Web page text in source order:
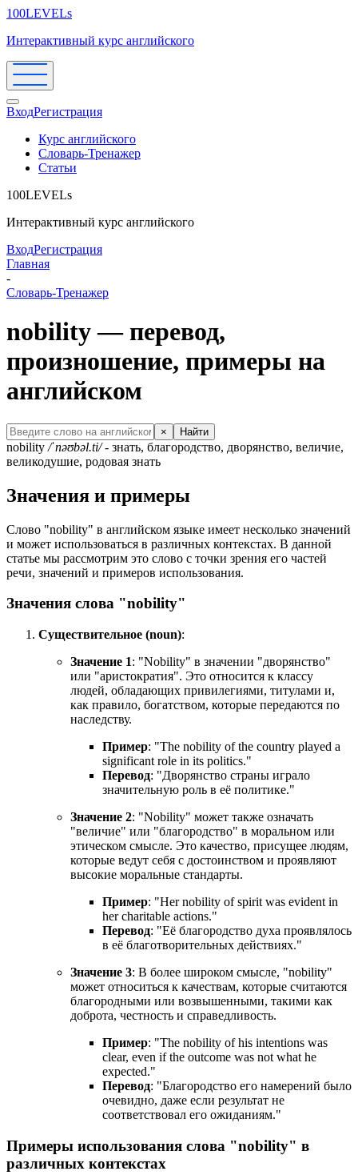
100LEVELs
Интерактивный курс английского
ВходРегистрация
Курс английского
Словарь-Тренажер
Статьи
100LEVELs
Интерактивный курс английского
ВходРегистрация
Главная
-
Словарь-Тренажер
nobility — перевод,
произношение, примеры на
английском
× Найти
nobility /ˈnəʊbəl.ti/- знать, благородство, дворянство, величие,
великодушие, родовая знать
Значения и примеры
Слово "nobility" в английском языке имеет несколько значений
и может использоваться в различных контекстах. В данной
статье мы рассмотрим это слово с точки зрения его частей
речи, значений и примеров использования.
Значения слова "nobility"
Существительное (noun):
Значение 1: "Nobility" в значении "дворянство"
или "аристократия". Это относится к классу
людей, обладающих привилегиями, титулами и,
как правило, богатством, которые передаются по
наследству.
Пример: "The nobility of the country played a
significant role in its politics."
Перевод: "Дворянство страны играло
значительную роль в её политике."
Значение 2: "Nobility" может также означать
"величие" или "благородство" в моральном или
этическом смысле. Это качество, присущее людям,
которые ведут себя с достоинством и проявляют
высокие моральные стандарты.
Пример: "Her nobility of spirit was evident in
her charitable actions."
Перевод: "Её благородство духа проявлялось
в её благотворительных действиях."
Значение 3: В более широком смысле, "nobility"
может относиться к качествам, которые считаются
благородными или возвышенными, такими как
доброта, честность и справедливость.
Пример: "The nobility of his intentions was
clear, even if the outcome was not what he
expected."
Перевод: "Благородство его намерений было
очевидно, даже если результат не
соответствовал его ожиданиям."
Примеры использования слова "nobility" в
различных контекстах